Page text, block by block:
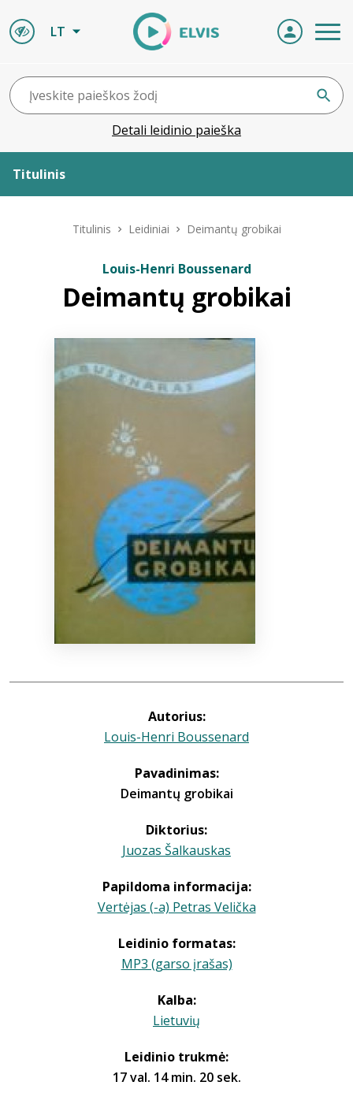
LT
Detali leidinio paieška
Titulinis
ELVIS atvyksta
info@elvislab.lt
Titulinis Leidiniai Deimantų grobikai
Louis-Henri Boussenard
Deimantų grobikai
Autorius:
Louis-Henri Boussenard
Pavadinimas:
Deimantų grobikai
Diktorius:
Juozas Šalkauskas
Papildoma informacija:
Vertėjas (-a) Petras Velička
Leidinio formatas:
MP3 (garso įrašas)
Kalba:
Lietuvių
Leidinio trukmė:
17 val. 14 min. 20 sek.